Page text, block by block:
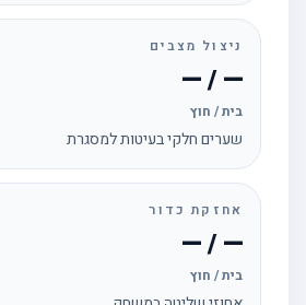
ניצול מצבים
— / —
בית / חוץ
שערים חלקי בעיטות למסגרת
אחזקת כדור
— / —
בית / חוץ